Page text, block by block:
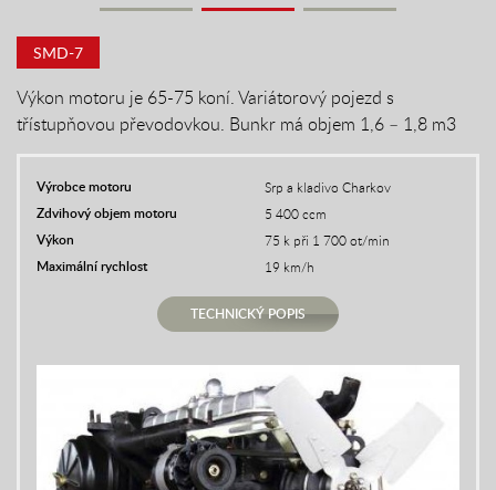
Výrobce motoru Srp a kladivo Charkov
Zdvihový objem motoru 5 400 ccm
Výkon 75 k při 1 700 ot/min
Maximální rychlost 19 km/h
TECHNICKÝ POPIS
SMD-7
Výkon motoru je 65-75 koní. Variátorový pojezd s
třístupňovou převodovkou. Bunkr má objem 1,6 – 1,8 m3